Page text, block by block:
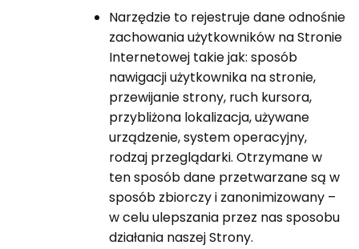
Narzędzie to rejestruje dane odnośnie
zachowania użytkowników na Stronie
Internetowej takie jak: sposób
nawigacji użytkownika na stronie,
przewijanie strony, ruch kursora,
przybliżona lokalizacja, używane
urządzenie, system operacyjny,
rodzaj przeglądarki. Otrzymane w
ten sposób dane przetwarzane są w
sposób zbiorczy i zanonimizowany –
w celu ulepszania przez nas sposobu
działania naszej Strony.